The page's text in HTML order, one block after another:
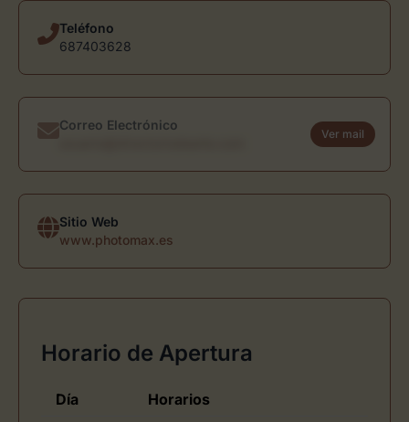
Teléfono
687403628
Correo Electrónico
Ver mail
Sitio Web
www.photomax.es
Horario de Apertura
Día
Horarios